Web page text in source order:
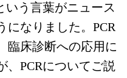
いう言葉がニュース
になりました。PCR
臨床診断への応用に
、PCRについてご説